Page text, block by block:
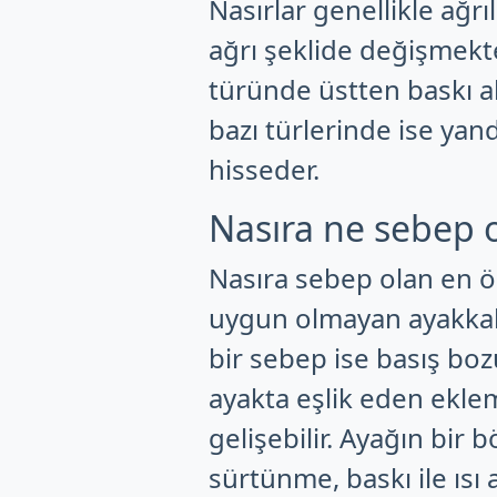
Nasırlar genellikle
ağrı şeklide
türünde üstten baskı
bazı türlerinde ise
hisseder.
Nasıra ne sebep
Nasıra sebep olan en
uygun olmayan
bir sebep ise basış
ayakta eşlik eden
gelişebilir. Ayağın bir
sürtünme, baskı ile ısı